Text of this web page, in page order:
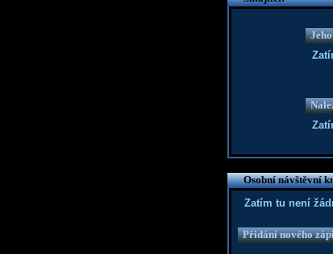
Osobní návštěvní
Zatím tu není
Přidání nového